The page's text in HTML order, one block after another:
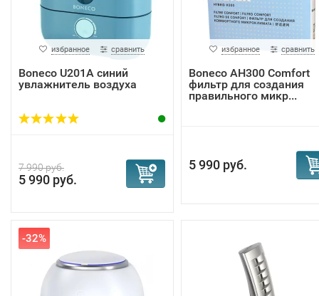
избранное сравнить
Boneco U201A синий
увлажнитель воздуха
7 990 руб.
5 990 руб.
избранное сравнить
Boneco AH300 Comfort
фильтр для создания
правильного микр...
5 990 руб.
-32%